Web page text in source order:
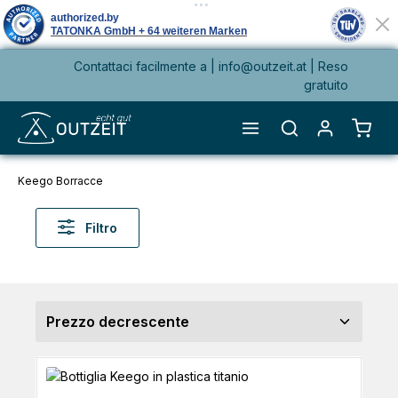
principaleContattaci facilmente a | info@outzeit.at
| Reso
gratuito
Il
Keego Borracce
Filtro